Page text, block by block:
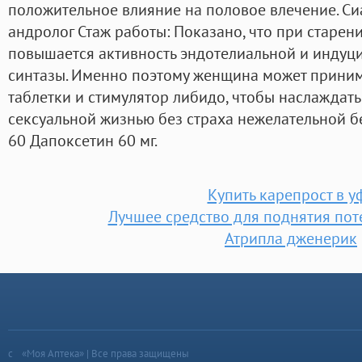
положительное влияние на половое влечение.
андролог Стаж работы: Показано, что при
повышается активность эндотелиальной и
синтазы. Именно поэтому женщина может
таблетки и стимулятор либидо, чтобы
сексуальной жизнью без страха нежелательной
60 Дапоксетин 60 мг.
Купить карепрост в
Лучшее средство для поднятия
Атрипла дженерик
«Моя Аптека» | Все права защищены